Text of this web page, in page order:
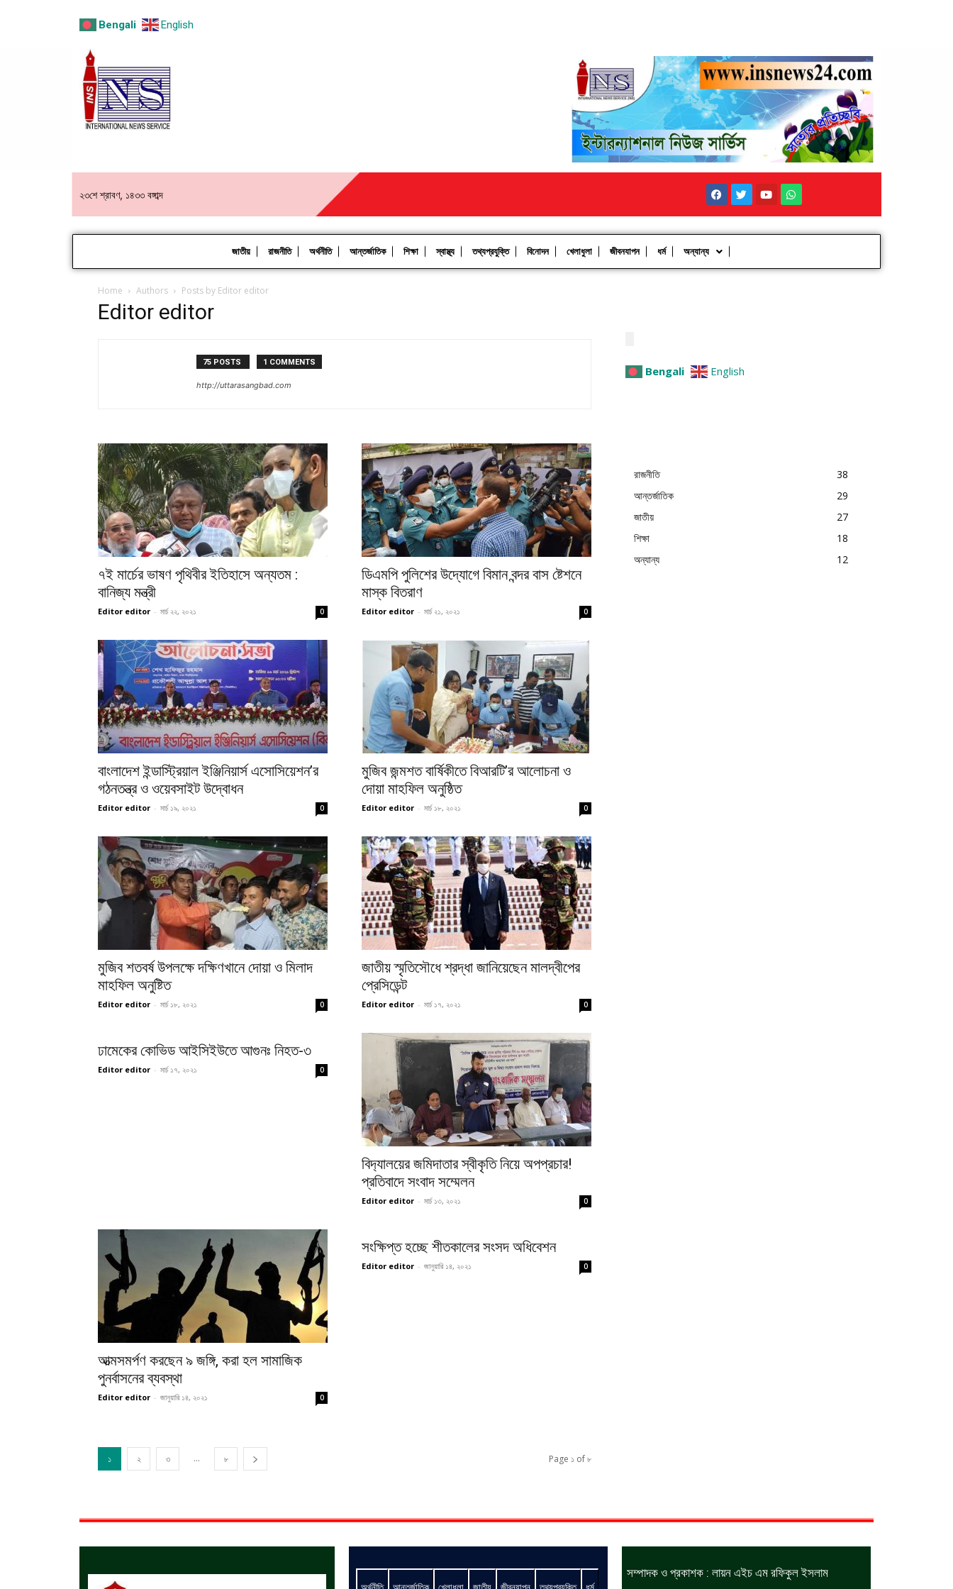
Bengali English
২৩শে শ্রাবণ, ১৪৩৩ বঙ্গাব্দ
জাতীয় রাজনীতি অর্থনীতি আন্তর্জাতিক শিক্ষা স্বাস্থ্য তথ্যপ্রযুক্তি বিনোদন খেলাধুলা জীবনযাপন ধর্ম অন্যান্য
Home Authors Posts by Editor editor
Editor editor
75 POSTS 1 COMMENTS
http://uttarasangbad.com
৭ই মার্চের ভাষণ পৃথিবীর ইতিহাসে অন্যতম :
বানিজ্য মন্ত্রী
Editor editor - মার্চ ২২, ২০২১ 0
ডিএমপি পুলিশের উদ্যোগে বিমান বন্দর বাস ষ্টেশনে
মাস্ক বিতরাণ
Editor editor - মার্চ ২১, ২০২১ 0
বাংলাদেশ ইন্ডাস্ট্রিয়াল ইঞ্জিনিয়ার্স এসোসিয়েশন’র
গঠনতন্ত্র ও ওয়েবসাইট উদ্বোধন
Editor editor - মার্চ ১৯, ২০২১ 0
মুজিব জন্মশত বার্ষিকীতে বিআরটি’র আলোচনা ও
দোয়া মাহফিল অনুষ্ঠিত
Editor editor - মার্চ ১৮, ২০২১ 0
মুজিব শতবর্ষ উপলক্ষে দক্ষিণখানে দোয়া ও মিলাদ
মাহফিল অনুষ্টিত
Editor editor - মার্চ ১৮, ২০২১ 0
জাতীয় স্মৃতিসৌধে শ্রদ্ধা জানিয়েছেন মালদ্বীপের
প্রেসিডেন্ট
Editor editor - মার্চ ১৭, ২০২১ 0
ঢামেকের কোভিড আইসিইউতে আগুনঃ নিহত-৩
Editor editor - মার্চ ১৭, ২০২১ 0
বিদ‍্যালয়ের জমিদাতার স্বীকৃতি নিয়ে অপপ্রচার!
প্রতিবাদে সংবাদ সম্মেলন
Editor editor - মার্চ ১৩, ২০২১ 0
আত্মসমর্পণ করছেন ৯ জঙ্গি, করা হল সামাজিক
পুনর্বাসনের ব্যবস্থা
Editor editor - জানুয়ারি ১৪, ২০২১ 0
সংক্ষিপ্ত হচ্ছে শীতকালের সংসদ অধিবেশন
Editor editor - জানুয়ারি ১৪, ২০২১ 0
১ ২ ৩ ... ৮ Page ১ of ৮
Bengali English
রাজনীতি
38
আন্তর্জাতিক
29
জাতীয়
27
শিক্ষা
18
অন্যান্য
12
সম্পাদক ও প্রকাশক : লায়ন এইচ এম রফিকুল ইসলাম